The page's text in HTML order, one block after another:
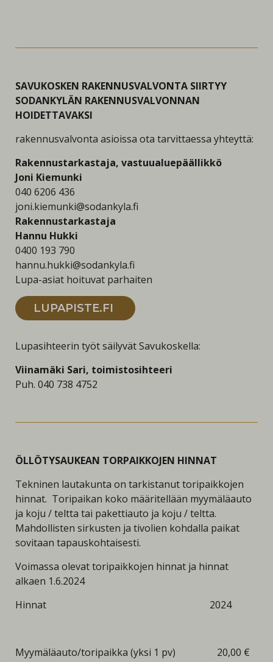
SAVUKOSKEN RAKENNUSVALVONTA SIIRTYY
SODANKYLÄN RAKENNUSVALVONNAN
HOIDETTAVAKSI
rakennusvalvonta asioissa ota tarvittaessa yhteyttä:
Rakennustarkastaja, vastuualuepäällikkö
Joni Kiemunki
040 6206 436
joni.kiemunki@sodankyla.fi
Rakennustarkastaja
Hannu Hukki
0400 193 790
hannu.hukki@sodankyla.fi
Lupa-asiat hoituvat parhaiten
LUPAPISTE.FI
Lupasihteerin työt säilyvät Savukoskella:
Viinamäki Sari, toimistosihteeri
Puh. 040 738 4752
ÖLLÖTYSAUKEAN TORPAIKKOJEN HINNAT
Tekninen lautakunta on tarkistanut toripaikkojen
hinnat. Toripaikan koko määritellään myymäläauto
ja koju / teltta tai pakettiauto ja koju / teltta.
Mahdollisten sirkusten ja tivolien kohdalla paikat
sovitaan tapauskohtaisesti.
Voimassa olevat toripaikkojen hinnat ja hinnat
alkaen 1.6.2024
Hinnat 2024
Myymäläauto/toripaikka (yksi 1 pv) 20,00 €